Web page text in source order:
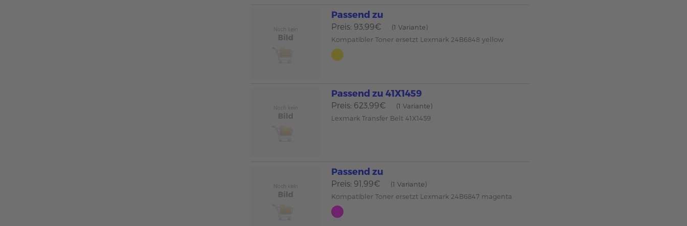
Passend zu
Preis: 93,99€
(1 Variante)
Kompatibler Toner ersetzt Lexmark 24B6848 yellow
Passend zu 41X1459
Preis: 623,99€
(1 Variante)
Lexmark Transfer Belt 41X1459
Passend zu
Preis: 91,99€
(1 Variante)
Kompatibler Toner ersetzt Lexmark 24B6847 magenta